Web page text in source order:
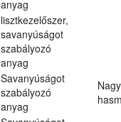
anyag
lisztkezelőszer,
savanyúságot
szabályozó
anyag
Savanyúságot
szabályozó
anyag